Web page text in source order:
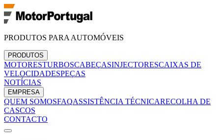
PRODUTOS PARA AUTOMÓVEIS
PRODUTOS
MOTORESTURBOSCABEÇASINJECTORESCAIXAS DE
VELOCIDADESPEÇAS
NOTÍCIAS
EMPRESA
QUEM SOMOSFAQASSISTÊNCIA TÉCNICARECOLHA DE
CASCOS
CONTACTO